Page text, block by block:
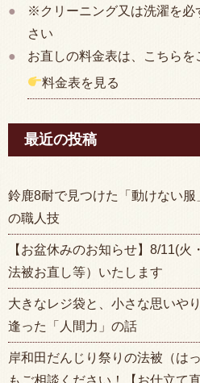
※クリーニング又は洗濯を必
さい
お直しの料金表は、こちらを
料金表を見る
最近の投稿
鈴鹿8耐で見つけた「動けない
の職人技
【お盆休みのお知らせ】8/11(火
法被お直し等）いたします
大きなレジ袋と、小さな思いや
逢った「人間力」の話
岸和田だんじり祭りの法被（は
もご相談ください！【お仕立て直